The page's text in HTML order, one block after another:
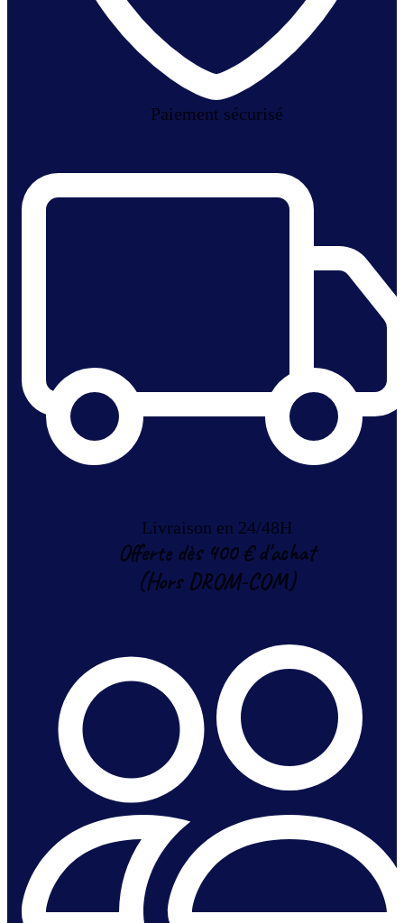
Paiement sécurisé
Livraison en 24/48H
Offerte dès 400 € d'achat
(Hors DROM-COM)